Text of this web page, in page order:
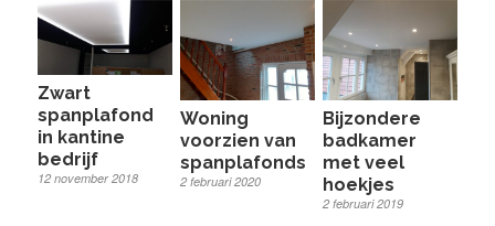
Zwart
spanplafond
in kantine
bedrijf
12 november 2018
Woning
voorzien van
spanplafonds
2 februari 2020
Bijzondere
badkamer
met veel
hoekjes
2 februari 2019